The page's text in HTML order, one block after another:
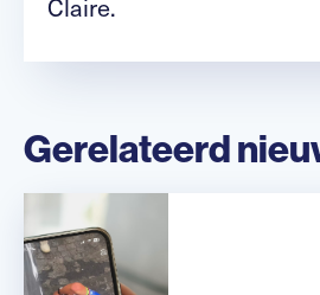
Gerelateerd